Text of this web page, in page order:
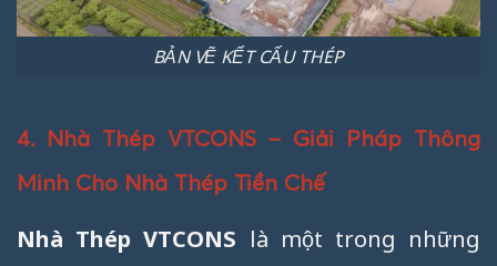
BẢN VẼ KẾT CẤU THÉP
4. Nhà Thép VTCONS – Giải Pháp Thông
Minh Cho Nhà Thép Tiền Chế
Nhà Thép VTCONS là một trong những